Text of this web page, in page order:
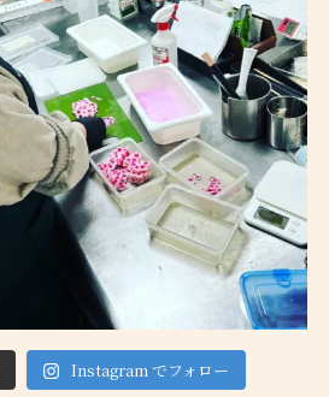
Instagram でフォロー